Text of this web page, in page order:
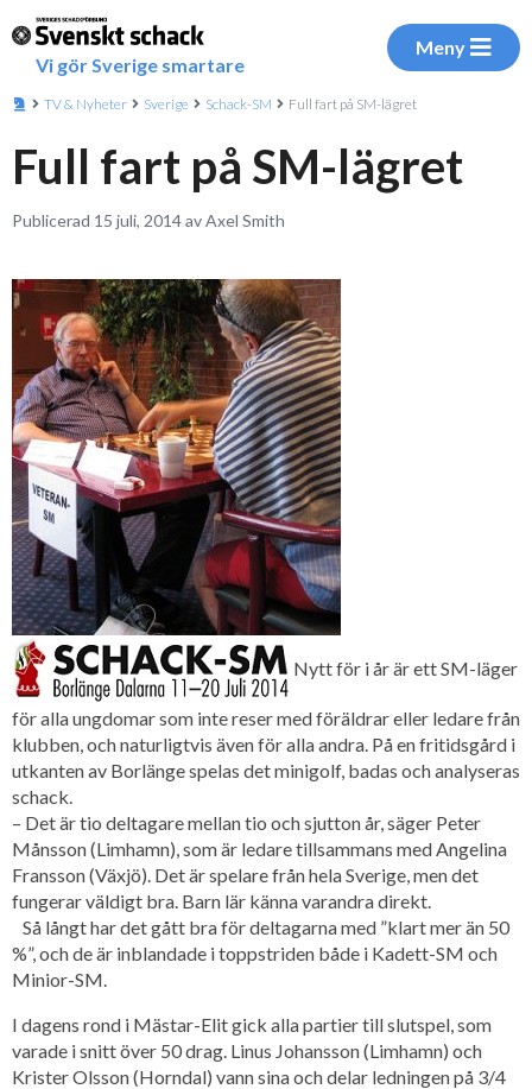
Vi gör Sverige smartare
Meny
TV & Nyheter Sverige Schack-SM Full fart på SM-lägret
Full fart på SM-lägret
Publicerad 15 juli, 2014 av Axel Smith
Nytt för i år är ett SM-läger
för alla ungdomar som inte reser med föräldrar eller ledare från
klubben, och naturligtvis även för alla andra. På en fritidsgård i
utkanten av Borlänge spelas det minigolf, badas och analyseras
schack.
– Det är tio deltagare mellan tio och sjutton år, säger Peter
Månsson (Limhamn), som är ledare tillsammans med Angelina
Fransson (Växjö). Det är spelare från hela Sverige, men det
fungerar väldigt bra. Barn lär känna varandra direkt.
Så långt har det gått bra för deltagarna med ”klart mer än 50
%”, och de är inblandade i toppstriden både i Kadett-SM och
Minior-SM.
I dagens rond i Mästar-Elit gick alla partier till slutspel, som
varade i snitt över 50 drag. Linus Johansson (Limhamn) och
Krister Olsson (Horndal) vann sina och delar ledningen på 3/4